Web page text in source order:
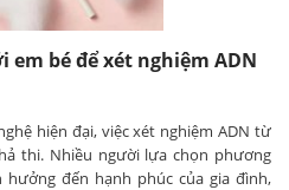
em bé để xét nghiệm ADN
hiện đại, việc xét nghiệm ADN từ
thi. Nhiều người lựa chọn phương
đến hạnh phúc của gia đình,